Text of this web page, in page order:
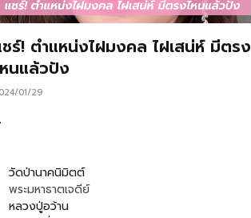
ร์! ตำแหน่งไฝมงคล ไฝเสน่ห์ มีตรง
นแล้วปัง
01/29
วัดป่านาคนิมิตต์
พระมหาธาตเจดีย์
หลวงปู่อว้าน